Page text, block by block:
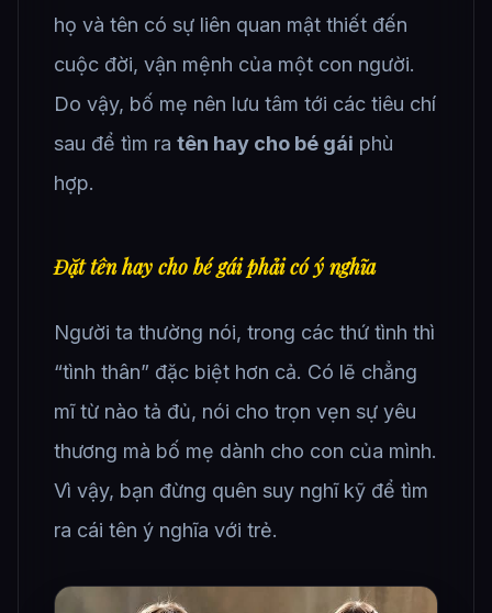
họ và tên có sự liên quan mật thiết đến
cuộc đời, vận mệnh của một con người.
Do vậy, bố mẹ nên lưu tâm tới các tiêu chí
sau để tìm ra tên hay cho bé gái phù
hợp.
Đặt tên hay cho bé gái phải có ý nghĩa
Người ta thường nói, trong các thứ tình thì
“tình thân” đặc biệt hơn cả. Có lẽ chẳng
mĩ từ nào tả đủ, nói cho trọn vẹn sự yêu
thương mà bố mẹ dành cho con của mình.
Vì vậy, bạn đừng quên suy nghĩ kỹ để tìm
ra cái tên ý nghĩa với trẻ.